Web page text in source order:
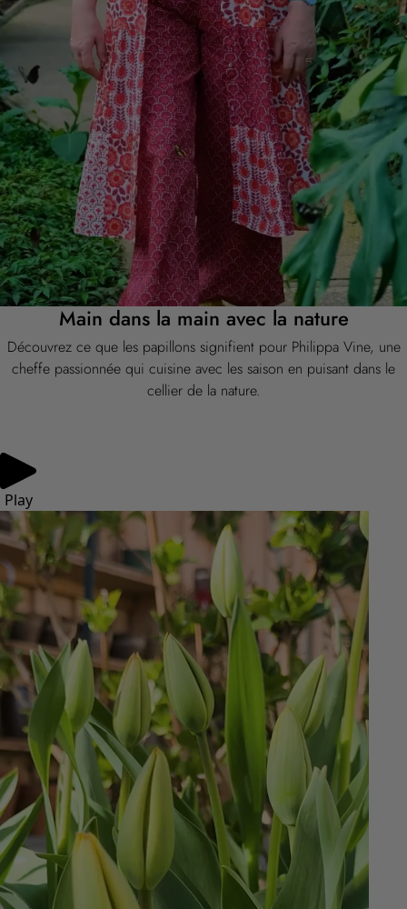
Main dans la main avec la nature
Découvrez ce que les papillons signifient pour Philippa Vine, une
cheffe passionnée qui cuisine avec les saison en puisant dans le
cellier de la nature.
Play